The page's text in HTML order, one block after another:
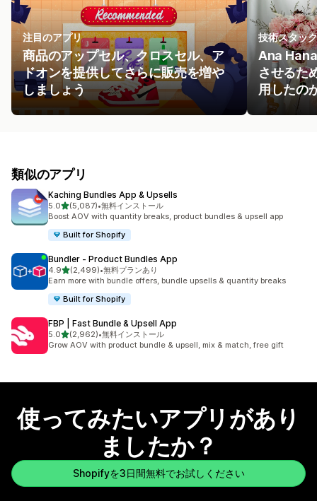
注目のアプリ
商品のアップセル、クロスセル、ア
ドオンを提供してさらに販売を増や
しましょう
技術スタック
Ana
させるた
用したの
類似のアプリ
Kaching Bundles App & Upsells
5.05つ星中
(5,087)
合計レビュー数：5087件
•無料インストール
Boost AOV with quantity breaks, product bundles & upsell app
Built for Shopify
Bundler ‑ Product Bundles App
4.95つ星中
(2,499)
合計レビュー数：2499件
•無料プランあり
Earn more with bundle offers, bundle upsells & quantity breaks
Built for Shopify
FBP | Fast Bundle & Upsell App
5.05つ星中
(2,962)
合計レビュー数：2962件
•無料インストール
Grow AOV with product bundle & upsell, mix & match, free gift
使ってみたいアプリがあり
ましたか？
Shopifyを3日間無料でお試しください